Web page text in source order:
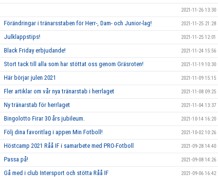
2021-11-26 13:30
Förändringar i tränarsstaben för Herr-, Dam- och Junior-lag! 2021-11-25 21:28
Julklappstips! 2021-11-25 12:01
Black Friday erbjudande! 2021-11-24 15:56
Stort tack till alla som har stöttat oss genom Gräsroten! 2021-11-19 10:30
Här börjar julen 2021 2021-11-09 15:15
Fler artiklar om vår nya tränarstab i herrlaget 2021-11-08 09:25
Ny tränarstab för herrlaget 2021-11-04 13:37
Bingolotto Firar 30 års jubileum. 2021-10-14 16:20
Följ dina favoritlag i appen Min Fotboll! 2021-10-02 10:26
Höstcamp 2021 Råå IF i samarbete med PRO-Fotboll 2021-09-28 14:40
Passa på! 2021-09-08 14:26
Gå med i club Intersport och stötta Råå IF 2021-09-06 16:42